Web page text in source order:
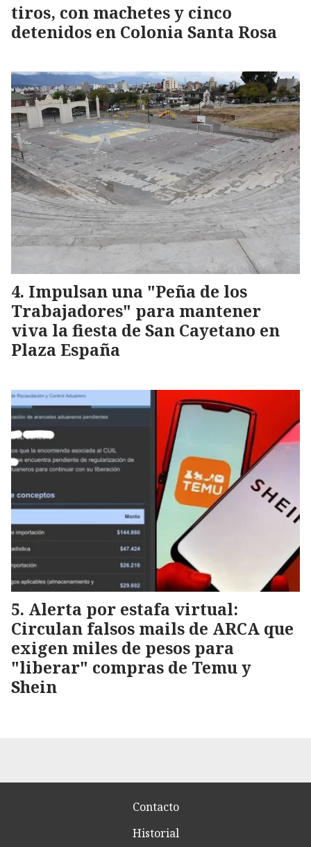
tiros, con machetes y cinco
detenidos en Colonia Santa Rosa
Impulsan una "Peña de los
Trabajadores" para mantener
viva la fiesta de San Cayetano en
Plaza España
Alerta por estafa virtual:
Circulan falsos mails de ARCA que
exigen miles de pesos para
"liberar" compras de Temu y
Shein
Contacto
Historial